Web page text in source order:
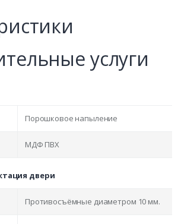
услуги
Порошковое напыление
МДФ ПВХ
двери
Противосъёмные диаметром 10 мм.